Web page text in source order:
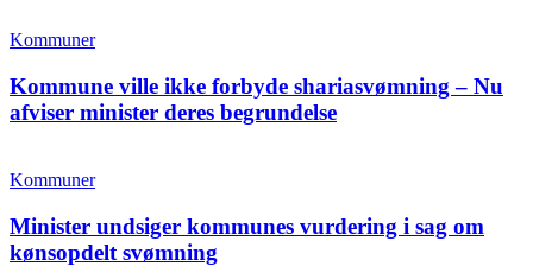
Kommuner
Kommune ville ikke forbyde shariasvømning – Nu
afviser minister deres begrundelse
Kommuner
Minister undsiger kommunes vurdering i sag om
kønsopdelt svømning